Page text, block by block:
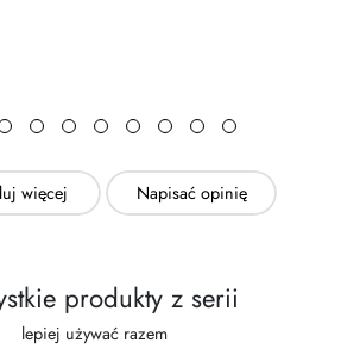
więcej Napisać opinię
produkty z serii
lepiej używać razem